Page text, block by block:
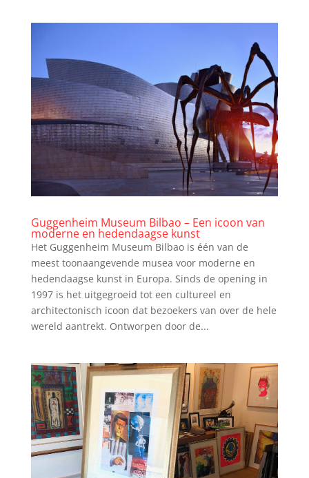
Guggenheim Museum Bilbao – Een icoon van
moderne en hedendaagse kunst
Het Guggenheim Museum Bilbao is één van de
meest toonaangevende musea voor moderne en
hedendaagse kunst in Europa. Sinds de opening in
1997 is het uitgegroeid tot een cultureel en
architectonisch icoon dat bezoekers van over de hele
wereld aantrekt. Ontworpen door de...